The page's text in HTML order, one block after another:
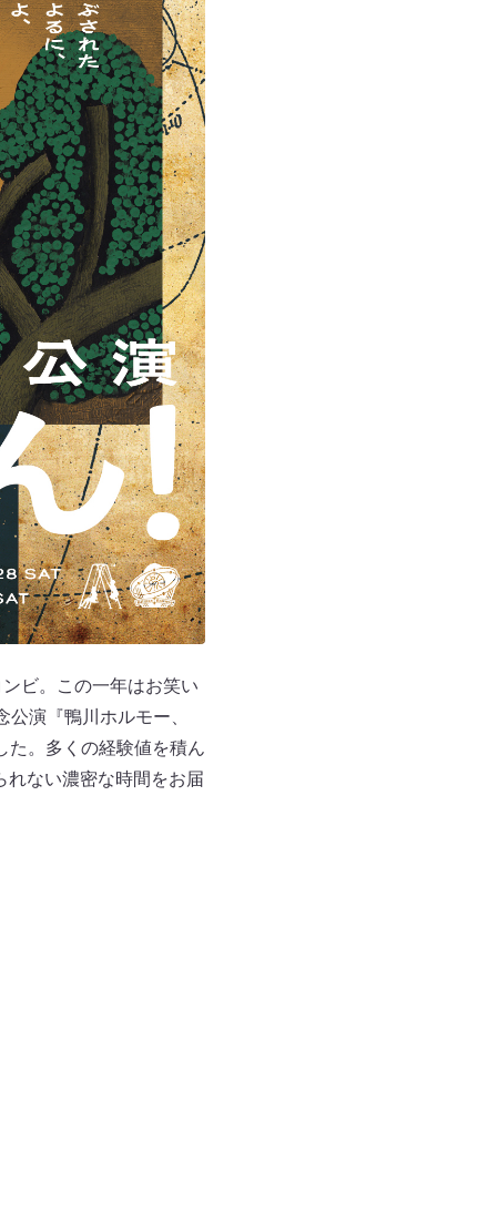
ビ。この一年はお笑い
演『鴨川ホルモー、
た。多くの経験値を積ん
れない濃密な時間をお届